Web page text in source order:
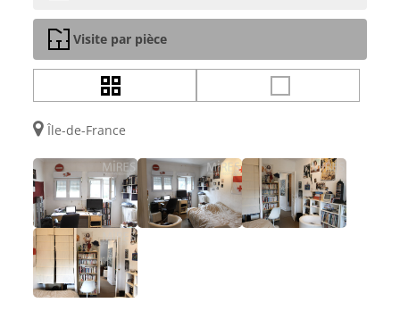
Visite par pièce
Île-de-France